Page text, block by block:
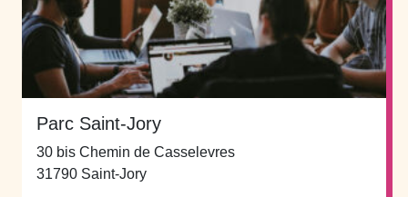
Parc Saint-Jory
30 bis Chemin de Casselevres
31790 Saint-Jory